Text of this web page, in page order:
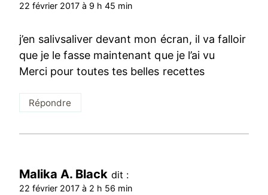
22 février 2017 à 9 h 45 min
j’en salivsaliver devant mon écran, il va falloir
que je le fasse maintenant que je l’ai vu
Merci pour toutes tes belles recettes
Répondre
Malika A. Black dit :
22 février 2017 à 2 h 56 min